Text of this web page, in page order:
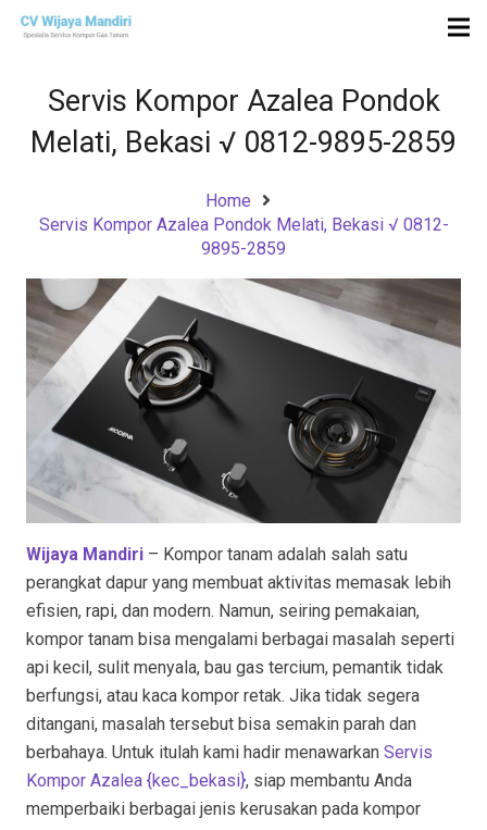
Servis Kompor Azalea Pondok
Melati, Bekasi √ 0812-9895-2859
Home
Servis Kompor Azalea Pondok Melati, Bekasi √ 0812-
9895-2859
Wijaya Mandiri – Kompor tanam adalah salah satu
perangkat dapur yang membuat aktivitas memasak lebih
efisien, rapi, dan modern. Namun, seiring pemakaian,
kompor tanam bisa mengalami berbagai masalah seperti
api kecil, sulit menyala, bau gas tercium, pemantik tidak
berfungsi, atau kaca kompor retak. Jika tidak segera
ditangani, masalah tersebut bisa semakin parah dan
berbahaya. Untuk itulah kami hadir menawarkan Servis
Kompor Azalea {kec_bekasi}, siap membantu Anda
memperbaiki berbagai jenis kerusakan pada kompor